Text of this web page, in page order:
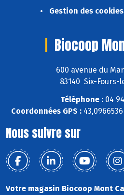
Gestion des cookies
Biocoop
600 avenue du
83140 Six-Fours-
Téléphone : 04
Coordonnées GPS :43,0966536
Nous suivre sur
Votre magasin Biocoop Mont